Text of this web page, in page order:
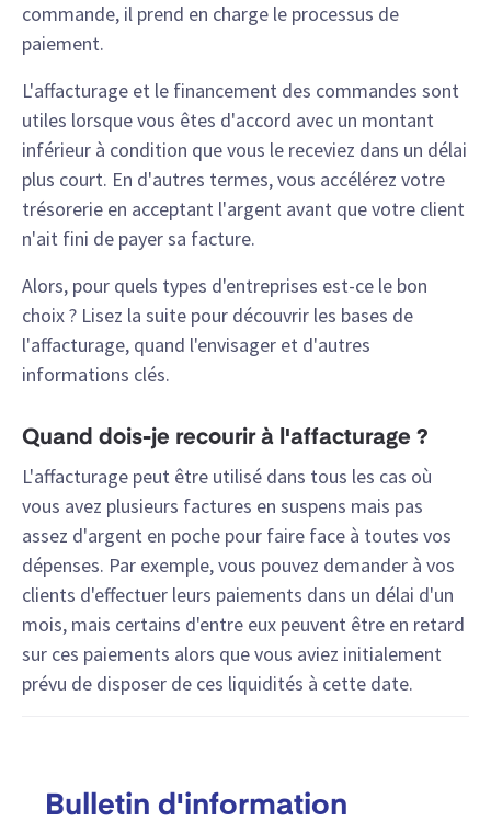
commande, il prend en charge le processus de
paiement.
L'affacturage et le financement des commandes sont
utiles lorsque vous êtes d'accord avec un montant
inférieur à condition que vous le receviez dans un délai
plus court. En d'autres termes, vous accélérez votre
trésorerie en acceptant l'argent avant que votre client
n'ait fini de payer sa facture.
Alors, pour quels types d'entreprises est-ce le bon
choix ? Lisez la suite pour découvrir les bases de
l'affacturage, quand l'envisager et d'autres
informations clés.
Quand dois-je recourir à l'affacturage ?
L'affacturage peut être utilisé dans tous les cas où
vous avez plusieurs factures en suspens mais pas
assez d'argent en poche pour faire face à toutes vos
dépenses. Par exemple, vous pouvez demander à vos
clients d'effectuer leurs paiements dans un délai d'un
mois, mais certains d'entre eux peuvent être en retard
sur ces paiements alors que vous aviez initialement
prévu de disposer de ces liquidités à cette date.
Bulletin d'information